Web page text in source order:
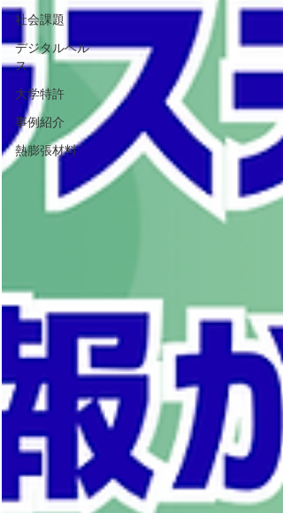
社会課題
デジタルヘル
ス
大学特許
事例紹介
熱膨張材料